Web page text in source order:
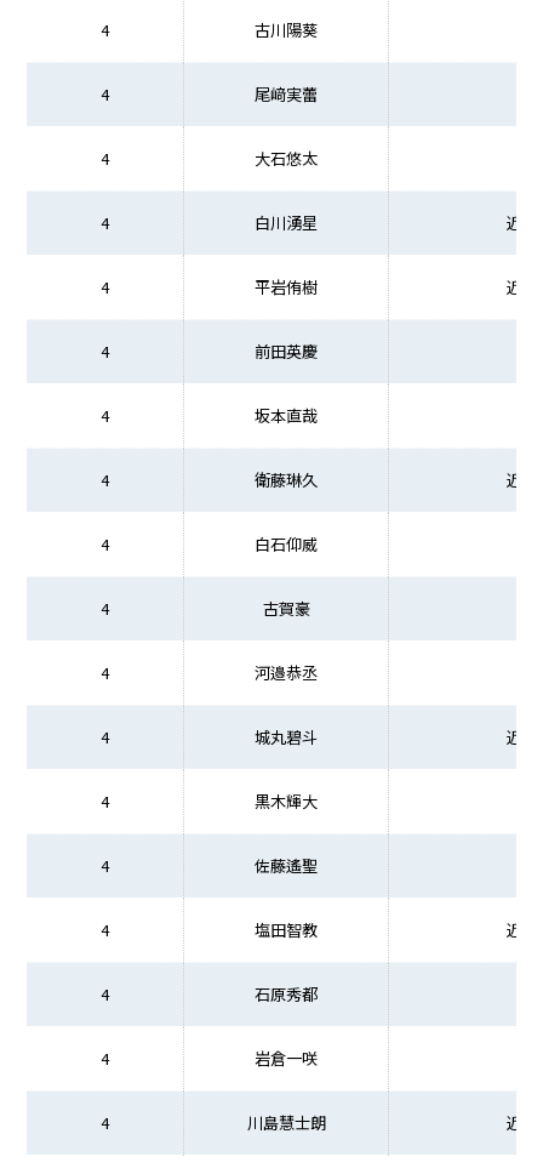
4 古川陽葵
4 尾﨑実蕾
4 大石悠太
4 白川湧星 近畿
4 平岩侑樹 近畿
4 前田英慶
4 坂本直哉
4 衛藤琳久 近畿
4 白石仰威
4 古賀豪
4 河邉恭丞
4 城丸碧斗 近畿
4 黒木輝大
4 佐藤遙聖
4 塩田智教 近畿
4 石原秀都
4 岩倉一咲
4 川島慧士朗 近畿